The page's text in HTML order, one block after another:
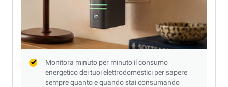
Monitora minuto per minuto il consumo
energetico dei tuoi elettrodomestici per sapere
sempre quanto e quando stai consumando